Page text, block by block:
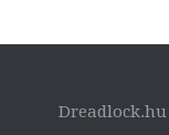
Dreadlock.hu